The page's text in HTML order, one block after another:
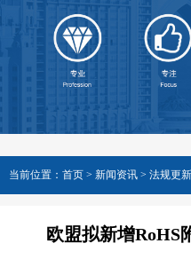
当前位置： 首页 > 新闻资讯 > 法规更
欧盟拟新增RoHS